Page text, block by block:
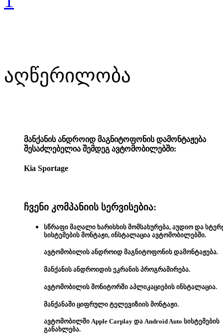
აღწერილობა
მანქანის ანდროიდ მაგნიტოფონის დამონტაჟება
შესაძლებელია შემდეგ ავტომობილებში:
Kia Sportage
ჩვენი კომპანიის სერვისებია:
სწრაფი მაღალი ხარისხის მომსახურება, აუდიო და
სისტემების მონტაჟი, ინსტალაცია ავტომობილებში.
ავტომობილის ანდროიდ მაგნიტოფონის დამონტაჟება.
მანქანის ანდროიდის ეკრანის პროგრამირება.
ავტომობილის მონიტორში აპლიკაციების ინსტალაცია.
მანქანაში ციფრული ტელევიზიის მონტაჟი.
ავტომობილში Apple Carplay და Android Auto სისტემების
განახლება.